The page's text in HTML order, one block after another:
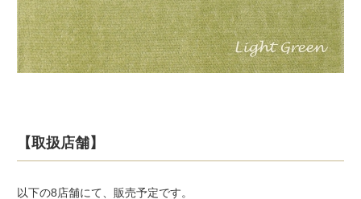
【取扱店舗】
以下の8店舗にて、販売予定です。